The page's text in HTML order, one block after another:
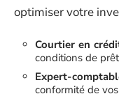
optimiser votre
Courtier en
conditions de
Expert-
conformité de